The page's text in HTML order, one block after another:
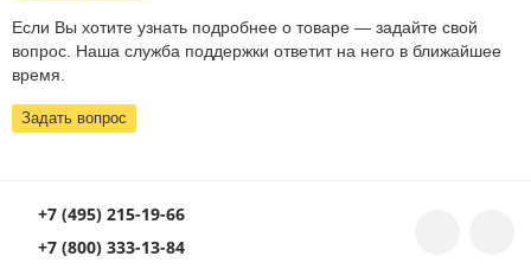
Если Вы хотите узнать подробнее о товаре — задайте свой
вопрос. Наша служба поддержки ответит на него в ближайшее
время.
Задать вопрос
+7 (495) 215-19-66
+7 (800) 333-13-84